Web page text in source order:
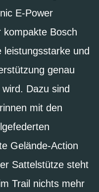
E-Power
kompakte Bosch
und
genau
Dazu sind
mit den
Gelände-Action
Sattelstütze steht
Trail nichts mehr